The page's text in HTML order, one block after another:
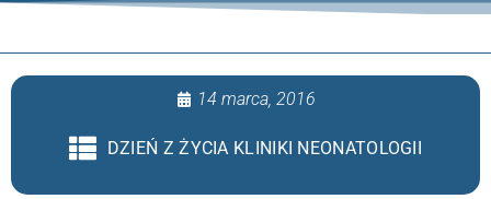
14 marca, 2016
DZIEŃ Z ŻYCIA KLINIKI NEONATOLOGII